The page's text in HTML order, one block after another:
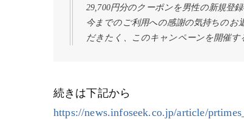
29,700円分のクーポンを男性の新規登
今までのご利用への感謝の気持ちのお
だきたく、このキャンペーンを開催す
続きは下記から
https://news.infoseek.co.jp/article/